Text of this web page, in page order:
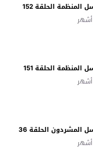
الحلقة 152
الحلقة 151
المشردون الحلقة 36